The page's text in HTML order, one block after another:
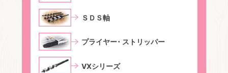
ＳＤＳ軸
プライヤー･ ストリッパー
VXシリーズ